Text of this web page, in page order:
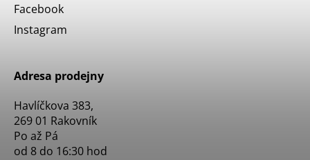
Facebook
Instagram
Adresa prodejny
Havlíčkova 383,
269 01 Rakovník
Po až Pá
od 8 do 16:30 hod